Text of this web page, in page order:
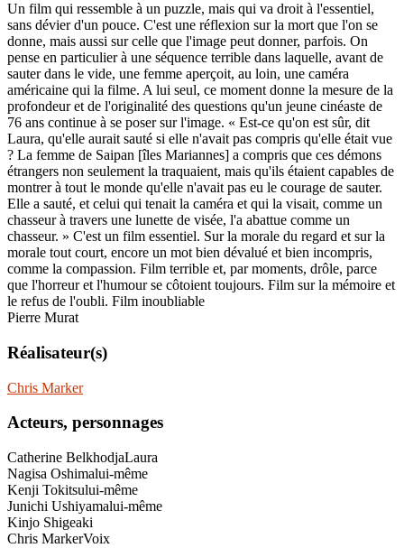
Un film qui ressemble à un puzzle, mais qui va droit à l'essentiel,
sans dévier d'un pouce. C'est une réflexion sur la mort que l'on se
donne, mais aussi sur celle que l'image peut donner, parfois. On
pense en particulier à une séquence terrible dans laquelle, avant de
sauter dans le vide, une femme aperçoit, au loin, une caméra
américaine qui la filme. A lui seul, ce moment donne la mesure de la
profondeur et de l'originalité des questions qu'un jeune cinéaste de
76 ans continue à se poser sur l'image. « Est-ce qu'on est sûr, dit
Laura, qu'elle aurait sauté si elle n'avait pas compris qu'elle était vue
? La femme de Saipan [îles Mariannes] a compris que ces démons
étrangers non seulement la traquaient, mais qu'ils étaient capables de
montrer à tout le monde qu'elle n'avait pas eu le courage de sauter.
Elle a sauté, et celui qui tenait la caméra et qui la visait, comme un
chasseur à travers une lunette de visée, l'a abattue comme un
chasseur. » C'est un film essentiel. Sur la morale du regard et sur la
morale tout court, encore un mot bien dévalué et bien incompris,
comme la compassion. Film terrible et, par moments, drôle, parce
que l'horreur et l'humour se côtoient toujours. Film sur la mémoire et
le refus de l'oubli. Film inoubliable
Pierre Murat
Réalisateur(s)
Chris Marker
Acteurs, personnages
Catherine BelkhodjaLaura
Nagisa Oshimalui-même
Kenji Tokitsului-même
Junichi Ushiyamalui-même
Kinjo Shigeaki
Chris MarkerVoix